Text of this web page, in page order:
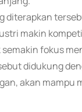
diterapkan
makin
fokus
didukung
akan